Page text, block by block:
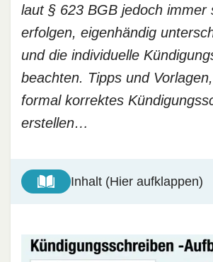
laut § 623 BGB jedoch immer
erfolgen, eigenhändig
und die individuelle
beachten. Tipps und
formal korrektes
erstellen…
Inhalt (Hier aufklappen)